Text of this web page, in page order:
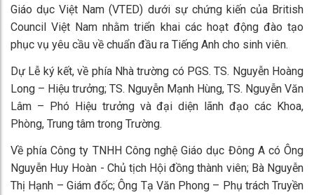
Giáo dục Việt Nam (VTED) dưới sự chứng kiến của British
Council Việt Nam nhằm triển khai các hoạt động đào tạo
phục vụ yêu cầu về chuẩn đầu ra Tiếng Anh cho sinh viên.
Dự Lễ ký kết, về phía Nhà trường có PGS. TS. Nguyễn Hoàng
Long – Hiệu trưởng; TS. Nguyễn Mạnh Hùng, TS. Nguyễn Văn
Lâm – Phó Hiệu trưởng và đại diện lãnh đạo các Khoa,
Phòng, Trung tâm trong Trường.
Về phía Công ty TNHH Công nghệ Giáo dục Đông A có Ông
Nguyễn Huy Hoàn - Chủ tịch Hội đồng thành viên; Bà Nguyễn
Thị Hạnh – Giám đốc; Ông Tạ Văn Phong – Phụ trách Truyền